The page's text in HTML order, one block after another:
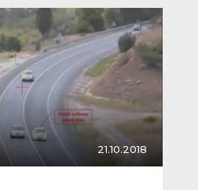
21.10.2018